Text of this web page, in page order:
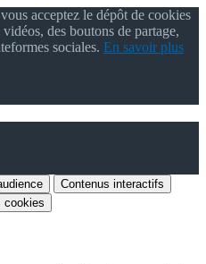
acceptez le dépôt de cookies
des boutons de partage,
sociales. En savoir plus
Contenus interactifs
cookies